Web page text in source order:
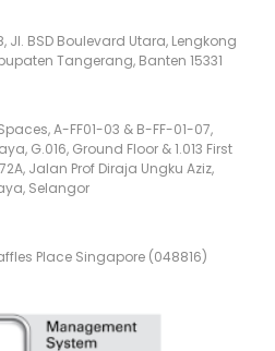
Jl. BSD Boulevard Utara, Lengkong
Tangerang, Banten 15331
A-FF01-03 & B-FF-01-07,
G.016, Ground Floor & 1.013 First
Jalan Prof Diraja Ungku Aziz,
Selangor
Place Singapore (048816)